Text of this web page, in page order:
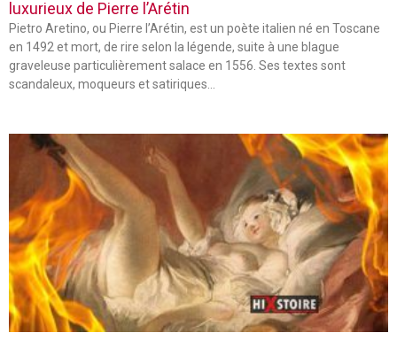
luxurieux de Pierre l’Arétin
Pietro Aretino, ou Pierre l’Arétin, est un poète italien né en Toscane
en 1492 et mort, de rire selon la légende, suite à une blague
graveleuse particulièrement salace en 1556. Ses textes sont
scandaleux, moqueurs et satiriques…